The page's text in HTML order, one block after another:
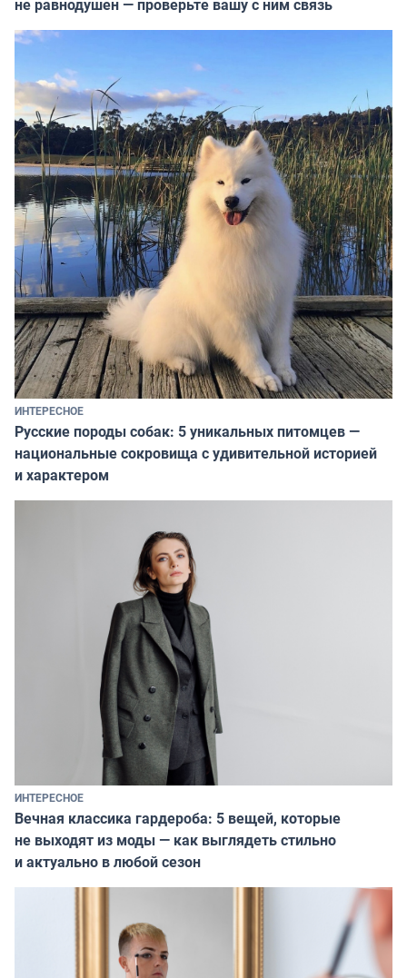
не равнодушен — проверьте вашу с ним связь
ИНТЕРЕСНОЕ
Русские породы собак: 5 уникальных питомцев —
национальные сокровища с удивительной историей
и характером
ИНТЕРЕСНОЕ
Вечная классика гардероба: 5 вещей, которые
не выходят из моды — как выглядеть стильно
и актуально в любой сезон